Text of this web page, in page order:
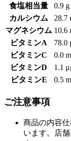
食塩相当量
0.9 g
カルシウム
28.7
マグネシウム 10.6
ビタミンA
78.0
ビタミンC
0.0
ビタミンD
1.1
ビタミンE
0.5
ご注意事項
商品の内容
います。店